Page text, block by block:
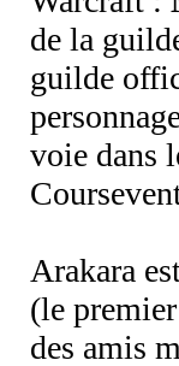
de la
guilde
voie dans
Arakara
(le
des amis